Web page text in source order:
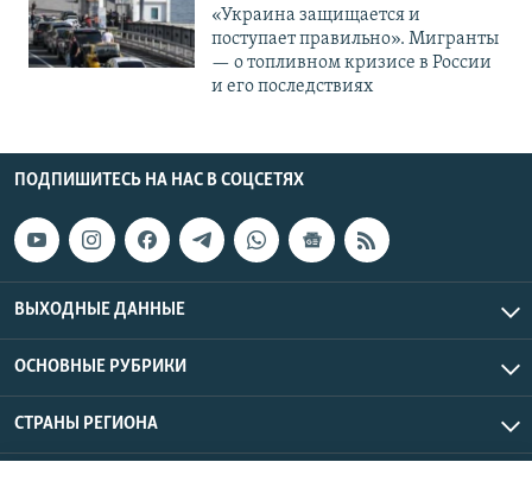
«Украина защищается и
поступает правильно». Мигранты
— о топливном кризисе в России
и его последствиях
ПОДПИШИТЕСЬ НА НАС В СОЦСЕТЯХ
ВЫХОДНЫЕ ДАННЫЕ
ОСНОВНЫЕ РУБРИКИ
СТРАНЫ РЕГИОНА